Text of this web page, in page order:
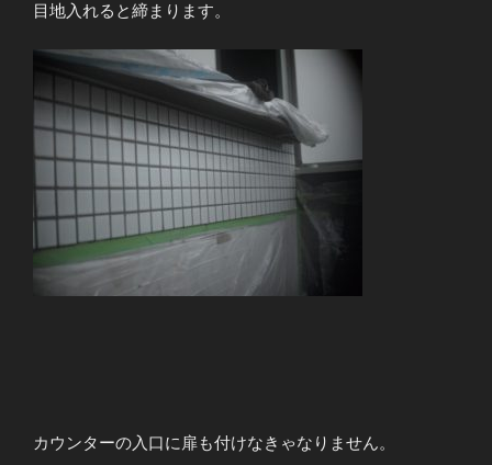
目地入れると締まります。
カウンターの入口に扉も付けなきゃなりません。